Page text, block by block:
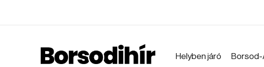
Helyben járó Borsod-